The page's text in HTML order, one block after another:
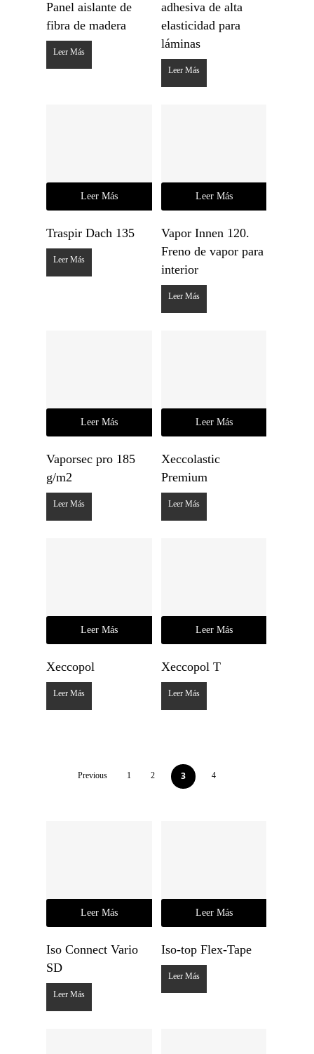
Panel aislante de
fibra de madera
Leer Más
adhesiva de alta
elasticidad para
láminas
Leer Más
Leer Más
Traspir Dach 135
Leer Más
Leer Más
Vapor Innen 120.
Freno de vapor para
interior
Leer Más
Leer Más
Vaporsec pro 185
g/m2
Leer Más
Leer Más
Xeccolastic
Premium
Leer Más
Leer Más
Xeccopol
Leer Más
Leer Más
Xeccopol T
Leer Más
Previous 1 2 3 4
Leer Más
Iso Connect Vario
SD
Leer Más
Leer Más
Iso-top Flex-Tape
Leer Más